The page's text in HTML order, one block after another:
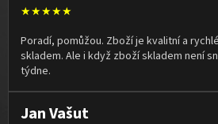
★★★★★
Poradí, pomůžou. Zboží je kvalitní a
skladem. Ale i když zboží skladem není
týdne.
Jan Vašut